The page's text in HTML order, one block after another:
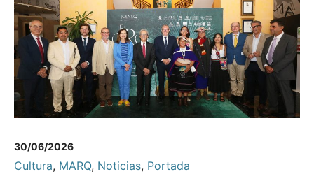
30/06/2026
Cultura, MARQ, Noticias, Portada